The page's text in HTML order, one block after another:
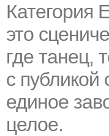
Категория
это
где танец,
с публикой
единое
целое.